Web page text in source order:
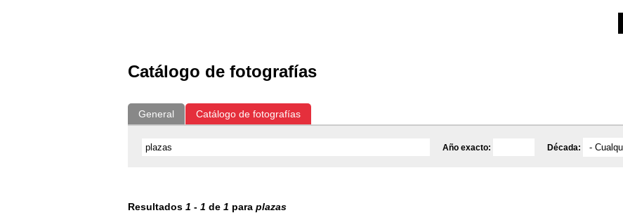
Catálogo de fotografías
General Catálogo de fotografías
Año exacto: Década:
Resultados 1 - 1 de 1 para plazas